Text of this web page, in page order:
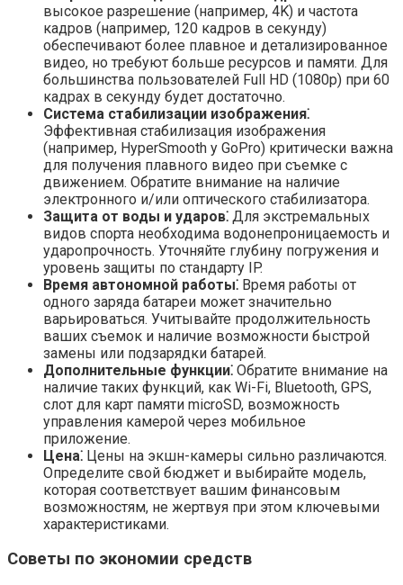
высокое разрешение (например, 4K) и частота
кадров (например, 120 кадров в секунду)
обеспечивают более плавное и детализированное
видео, но требуют больше ресурсов и памяти. Для
большинства пользователей Full HD (1080p) при 60
кадрах в секунду будет достаточно.
Система стабилизации изображения⁚
Эффективная стабилизация изображения
(например, HyperSmooth у GoPro) критически важна
для получения плавного видео при съемке с
движением. Обратите внимание на наличие
электронного и/или оптического стабилизатора.
Защита от воды и ударов⁚ Для экстремальных
видов спорта необходима водонепроницаемость и
ударопрочность. Уточняйте глубину погружения и
уровень защиты по стандарту IP.
Время автономной работы⁚ Время работы от
одного заряда батареи может значительно
варьироваться. Учитывайте продолжительность
ваших съемок и наличие возможности быстрой
замены или подзарядки батарей.
Дополнительные функции⁚ Обратите внимание на
наличие таких функций, как Wi-Fi, Bluetooth, GPS,
слот для карт памяти microSD, возможность
управления камерой через мобильное
приложение.
Цена⁚ Цены на экшн-камеры сильно различаются.
Определите свой бюджет и выбирайте модель,
которая соответствует вашим финансовым
возможностям, не жертвуя при этом ключевыми
характеристиками.
Советы по экономии средств